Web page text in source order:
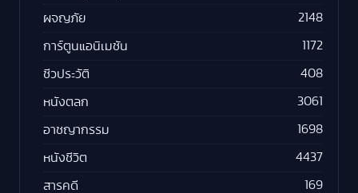
ผจญภัย 2148
การ์ตูนแอนิเมชัน 1172
ชีวประวัติ 408
หนังตลก 3061
อาชญากรรม 1698
หนังชีวิต 4437
สารคดี 169